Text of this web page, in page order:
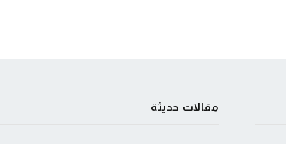
مقالات حديثة